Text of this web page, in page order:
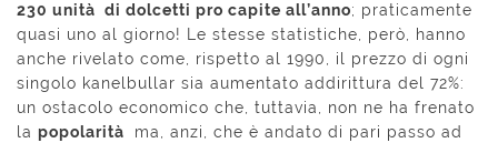
230 unità di dolcetti pro capite all’anno; praticamente
quasi uno al giorno! Le stesse statistiche, però, hanno
anche rivelato come, rispetto al 1990, il prezzo di ogni
singolo kanelbullar sia aumentato addirittura del 72%:
un ostacolo economico che, tuttavia, non ne ha frenato
la popolarità
ma, anzi, che è andato di pari passo ad